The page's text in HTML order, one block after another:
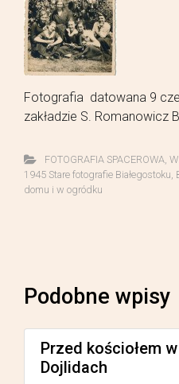
Fotografia datowana 9
zakładzie S. Romanowicz
FOTOGRAFIA SPACEROWA
1945 Stare fotografie Białegostoku
domu i w ogródku
Podobne wpisy
Przed kościołem w
Dojlidach